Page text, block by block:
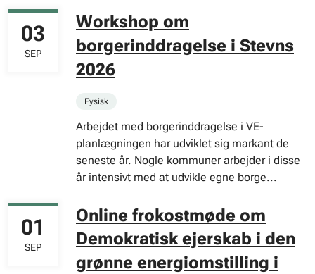
Workshop om
borgerinddragelse i Stevns
2026
03
SEP
Fysisk
Arbejdet med borgerinddragelse i VE-
planlægningen har udviklet sig markant de
seneste år. Nogle kommuner arbejder i disse
år intensivt med at udvikle egne borge...
Online frokostmøde om
Demokratisk ejerskab i den
grønne energiomstilling i
01
SEP